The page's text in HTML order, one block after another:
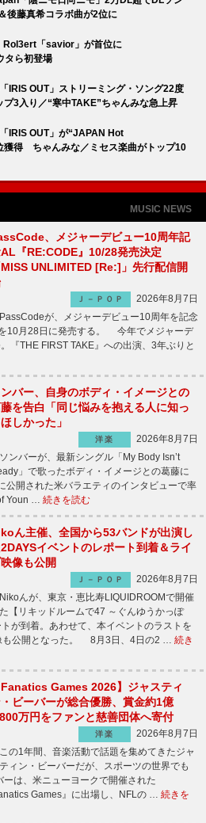
藤真希コラボ曲が2位に
Rol3ert「savior」が首位に
タら初登場
IRIS OUT」ストリーミング・ソング22度
3入り／“寒中TAKE”ちゃんみな急上昇
IRIS OUT」が“JAPAN Hot
獲得 ちゃんみな／ミセス楽曲がトップ10
MUSIC NEWS
、メジャーデビュー10周年記
『RE:CODE』10/28発売決定
MISS UNLIMITED [Re:]」先行配信開
Ｊ－ＰＯＰ
2026年8月7日
が、メジャーデビュー10周年を記念
10月28日に発売する。 今年でメジャーデ
『THE FIRST TAKE』への出演、3年ぶりと
ンバー、自身のボディ・イメージとの
を告白「同じ悩みを抱える人に知っ
しかった」
洋楽
2026年8月7日
ンバーが、最新シングル「My Body Isn’t
」で歌ったボディ・イメージとの葛藤に
公開された米バラエティのインタビューで率
Youn … 続きを読む
ん主催、全国から53バンドが出演し
イベントのレポート到着＆ライ
像も公開
Ｊ－ＰＯＰ
2026年8月7日
んが、東京・恵比寿LIQUIDROOMで開催
【リキッドルームで47 ～ぐんゆうかっぽ
が到着。あわせて、本イベントのラストを
も公開となった。 8月3日、4日の2 … 続き
Fanatics Games 2026】ジャスティ
ビーバーが総合優勝、賞金約1億
万円をファンと慈善団体へ寄付
洋楽
2026年8月7日
の1年間、音楽活動で話題を集めてきたジャ
ィン・ビーバーだが、スポーツの世界でも
は、米ニューヨークで開催された
Games』に出場し、NFLの … 続きを